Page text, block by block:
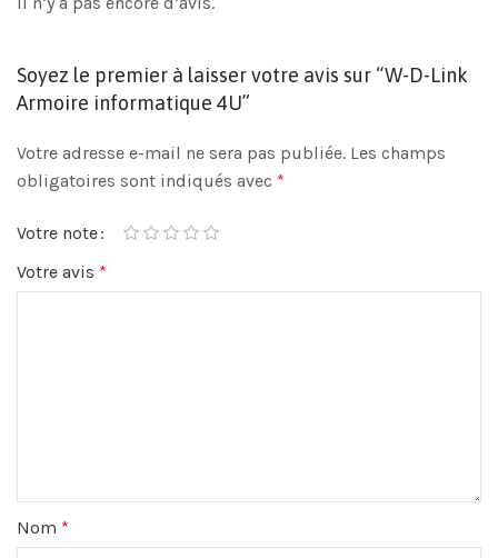
Soyez le premier à laisser votre avis sur “W-D-Link
Armoire informatique 4U”
Votre adresse e-mail ne sera pas publiée. Les champs
obligatoires sont indiqués avec *
Votre note
Votre avis *
Nom *